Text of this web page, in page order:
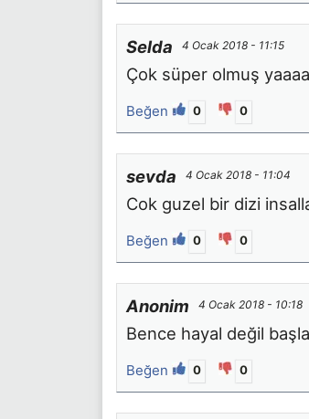
Selda 4 Ocak 2018 - 11:15
Çok süper olmuş
Beğen 0 0
sevda 4 Ocak 2018 - 11:04
Cok guzel bir dizi
Beğen 0 0
Anonim 4 Ocak 2018 - 10:18
Bence hayal değil
Beğen 0 0